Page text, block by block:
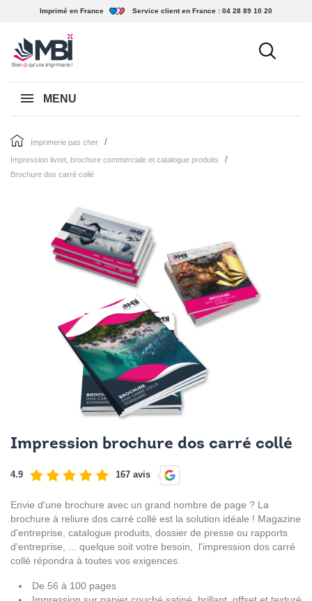
Imprimé en France Service client en France : 04 28 89 10 20
MENU
imprimerie pas cher
impression livret, brochure commerciale et catalogue produits
brochure dos carré collé
Impression brochure dos carré collé
4.9 167 avis
Envie d'une brochure avec un grand nombre de page ? La
brochure à reliure dos carré collé est la solution idéale ! Magazine
d'entreprise, catalogue produits, dossier de presse ou rapports
d'entreprise, ... quelque soit votre besoin, l'impression dos carré
collé répondra à toutes vos exigences.
De 56 à 100 pages